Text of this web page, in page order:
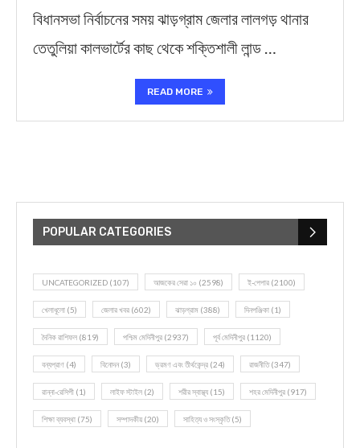
বিধানসভা নির্বাচনের সময় ঝাড়গ্রাম জেলার লালগড় থানার
তেতুলিয়া কালভার্টের কাছ থেকে শক্তিশালী লান্ড …
READ MORE
POPULAR CATEGORIES
UNCATEGORIZED (107) আজকের সেরা ১০ (2598) ই-পেপার (2100)
খেলাধূলো (5) জেলার খবর (602) ঝাড়গ্রাম (388) দিনপঞ্জিকা (1)
দৈনিক রাশিফল (819) পশ্চিম মেদিনীপুর (2937) পূর্ব মেদিনীপুর (1120)
বন্যপ্রাণ (4) বিনোদন(3) ভ্রমণ এবং তীর্থকেন্দ্র (24) রাজনীতি(347)
রান্না-রেসিপী (1) লাইফ স্টাইল (2) শরীর স্বাস্থ্য (15) শহর মেদিনীপুর (917)
শিক্ষা ব্যবস্থা (75) সম্পাদকীয় (20) সাহিত্য ও সংস্কৃতি(5)